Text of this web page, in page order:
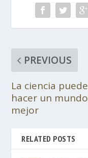
PREVIOUS
La ciencia puede
hacer un mundo
mejor
RELATED POSTS